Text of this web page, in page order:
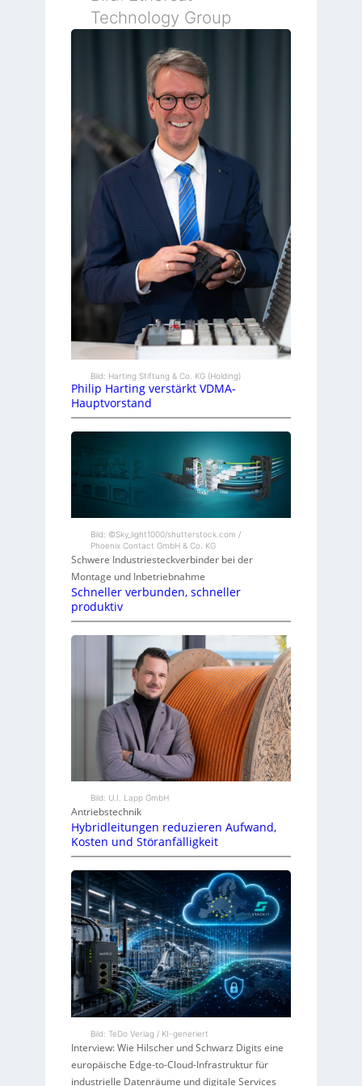
Technology Group
Bild: Harting Stiftung & Co. KG (Holding)
Philip Harting verstärkt VDMA-
Hauptvorstand
Bild: ©Sky_light1000/shutterstock.com /
Phoenix Contact GmbH & Co. KG
Schwere Industriesteckverbinder bei der
Montage und Inbetriebnahme
Schneller verbunden, schneller
produktiv
Bild: U.I. Lapp GmbH
Antriebstechnik
Hybridleitungen reduzieren Aufwand,
Kosten und Störanfälligkeit
Bild: TeDo Verlag / KI-generiert
Interview: Wie Hilscher und Schwarz Digits eine
europäische Edge-to-Cloud-Infrastruktur für
industrielle Datenräume und digitale Services